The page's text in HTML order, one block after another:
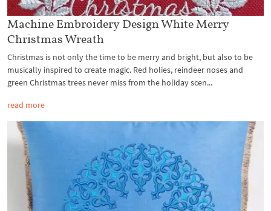
Machine Embroidery Design White Merry
Christmas Wreath
Christmas is not only the time to be merry and bright, but also to be
musically inspired to create magic. Red holies, reindeer noses and
green Christmas trees never miss from the holiday scen...
read more